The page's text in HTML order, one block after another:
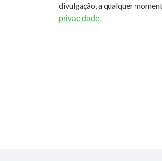
divulgação, a qualquer
privacidade.